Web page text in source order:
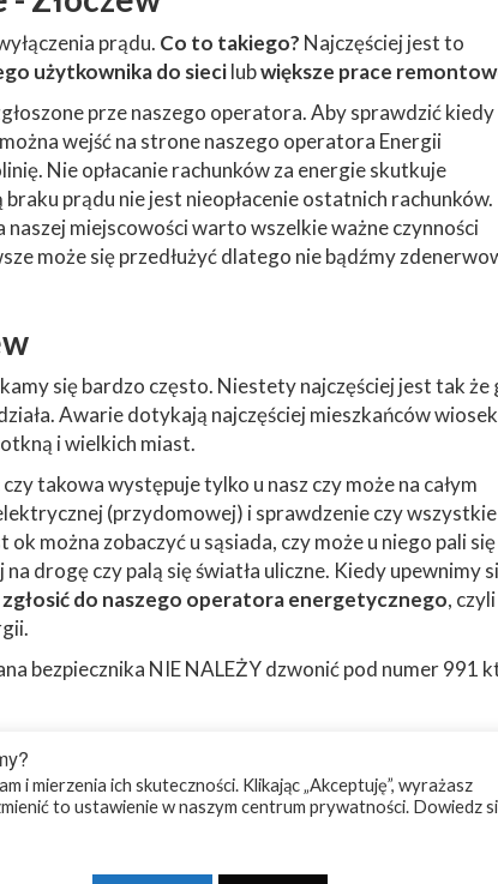
prądu. Co to takiego? Najczęściej jest to
użytkownika do siecilubwiększe prace
prze naszego operatora. Aby sprawdzić kiedy
wejść na strone naszego operatora Energii
Nie opłacanie rachunków za energie skutkuje
prądu nie jest nieopłacenie ostatnich rachunków.
miejscowości warto wszelkie ważne czynności
może się przedłużyć dlatego nie bądźmy
się bardzo często. Niestety najczęściej jest tak że
Awarie dotykają najczęściej mieszkańców
i wielkich miast.
takowa występuje tylko u nasz czy może na całym
(przydomowej) i sprawdzenie czy wszystkie
można zobaczyć u sąsiada, czy może u niego pali się
drogę czy palą się światła uliczne. Kiedy upewnimy
do naszego operatora energetycznego, czyli
bezpiecznika NIE NALEŻY dzwonić pod numer 991
i mierzenia ich skuteczności. Klikając „Akceptuję”, wyrażasz
to ustawienie w naszym centrum prywatności. Dowiedz